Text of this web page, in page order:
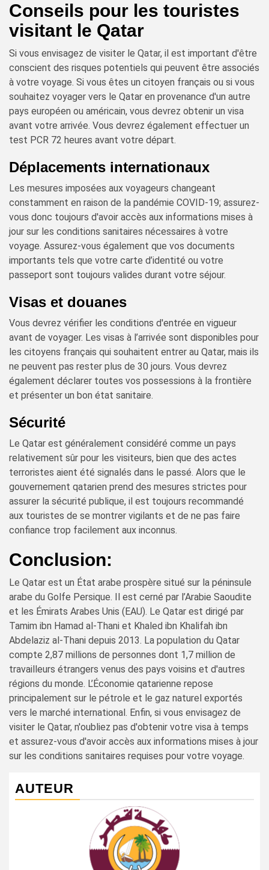
Conseils pour les touristes
visitant le Qatar
Si vous envisagez de visiter le Qatar, il est important d'être
conscient des risques potentiels qui peuvent être associés
à votre voyage. Si vous êtes un citoyen français ou si vous
souhaitez voyager vers le Qatar en provenance d'un autre
pays européen ou américain, vous devrez obtenir un visa
avant votre arrivée. Vous devrez également effectuer un
test PCR 72 heures avant votre départ.
Déplacements internationaux
Les mesures imposées aux voyageurs changeant
constamment en raison de la pandémie COVID-19; assurez-
vous donc toujours d'avoir accès aux informations mises à
jour sur les conditions sanitaires nécessaires à votre
voyage. Assurez-vous également que vos documents
importants tels que votre carte d’identité ou votre
passeport sont toujours valides durant votre séjour.
Visas et douanes
Vous devrez vérifier les conditions d'entrée en vigueur
avant de voyager. Les visas à l’arrivée sont disponibles pour
les citoyens français qui souhaitent entrer au Qatar, mais ils
ne peuvent pas rester plus de 30 jours. Vous devrez
également déclarer toutes vos possessions à la frontière
et présenter un bon état sanitaire.
Sécurité
Le Qatar est généralement considéré comme un pays
relativement sûr pour les visiteurs, bien que des actes
terroristes aient été signalés dans le passé. Alors que le
gouvernement qatarien prend des mesures strictes pour
assurer la sécurité publique, il est toujours recommandé
aux touristes de se montrer vigilants et de ne pas faire
confiance trop facilement aux inconnus.
Conclusion:
Le Qatar est un État arabe prospère situé sur la péninsule
arabe du Golfe Persique. Il est cerné par l’Arabie Saoudite
et les Émirats Arabes Unis (EAU). Le Qatar est dirigé par
Tamim ibn Hamad al-Thani et Khaled ibn Khalifah ibn
Abdelaziz al-Thani depuis 2013. La population du Qatar
compte 2,87 millions de personnes dont 1,7 million de
travailleurs étrangers venus des pays voisins et d'autres
régions du monde. L’Économie qatarienne repose
principalement sur le pétrole et le gaz naturel exportés
vers le marché international. Enfin, si vous envisagez de
visiter le Qatar, n'oubliez pas d'obtenir votre visa à temps
et assurez-vous d'avoir accès aux informations mises à jour
sur les conditions sanitaires requises pour votre voyage.
AUTEUR